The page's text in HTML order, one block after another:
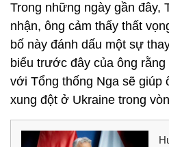
Trong những ngày gần đây,
nhận, ông cảm thấy thất
bố này đánh dấu một sự
biểu trước đây của ông
với Tổng thống Nga sẽ giúp
xung đột ở Ukraine trong